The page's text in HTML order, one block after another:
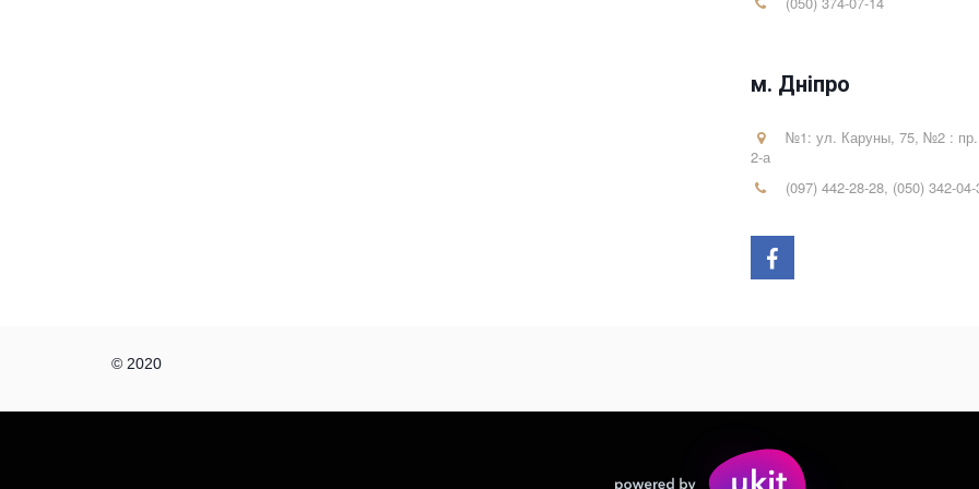
м. Дніпро
№1: ул. Каруны, 75, №2 : пр.
2-а
(097) 442-28-28, (050) 342-
© 2020